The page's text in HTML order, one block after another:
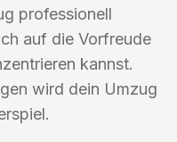
professionell
auf die Vorfreude
kannst.
wird dein Umzug